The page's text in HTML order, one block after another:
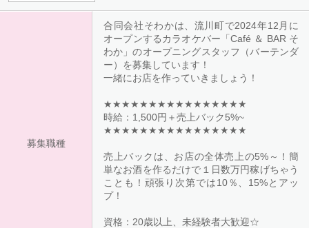
は、お店の全体売上の5%～！簡単なお酒を作
るだけで１日数万円稼げちゃうことも！頑張
り次第では10％、15%とアップ！
募集職種
合同会社そわかは、流川町で2024年12月に
オープンするカラオケバー「Café ＆ BAR そ
わか」のオープニングスタッフ（バーテンダ
ー）を募集しています！
一緒にお店を作っていきましょう！
★★★★★★★★★★★★★★★★
時給：1,500円＋売上バック5%~
★★★★★★★★★★★★★★★★
売上バックは、お店の全体売上の5%～！簡
単なお酒を作るだけで１日数万円稼げちゃう
ことも！頑張り次第では10％、15%とアッ
プ！
資格：20歳以上、未経験者大歓迎☆